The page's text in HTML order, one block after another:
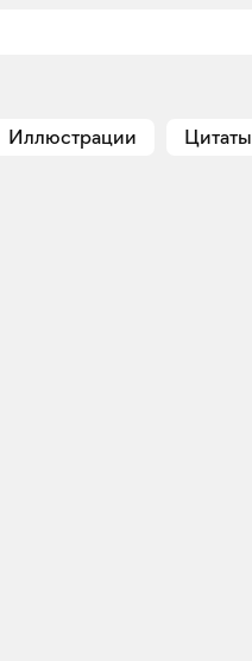
Иллюстрации Цитаты